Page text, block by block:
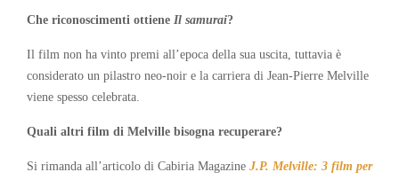
Che riconoscimenti ottiene Il samurai?
Il film non ha vinto premi all’epoca della sua uscita, tuttavia è
considerato un pilastro neo-noir e la carriera di Jean-Pierre Melville
viene spesso celebrata.
Quali altri film di Melville bisogna recuperare?
Si rimanda all’articolo di Cabiria Magazine J.P. Melville: 3 film per